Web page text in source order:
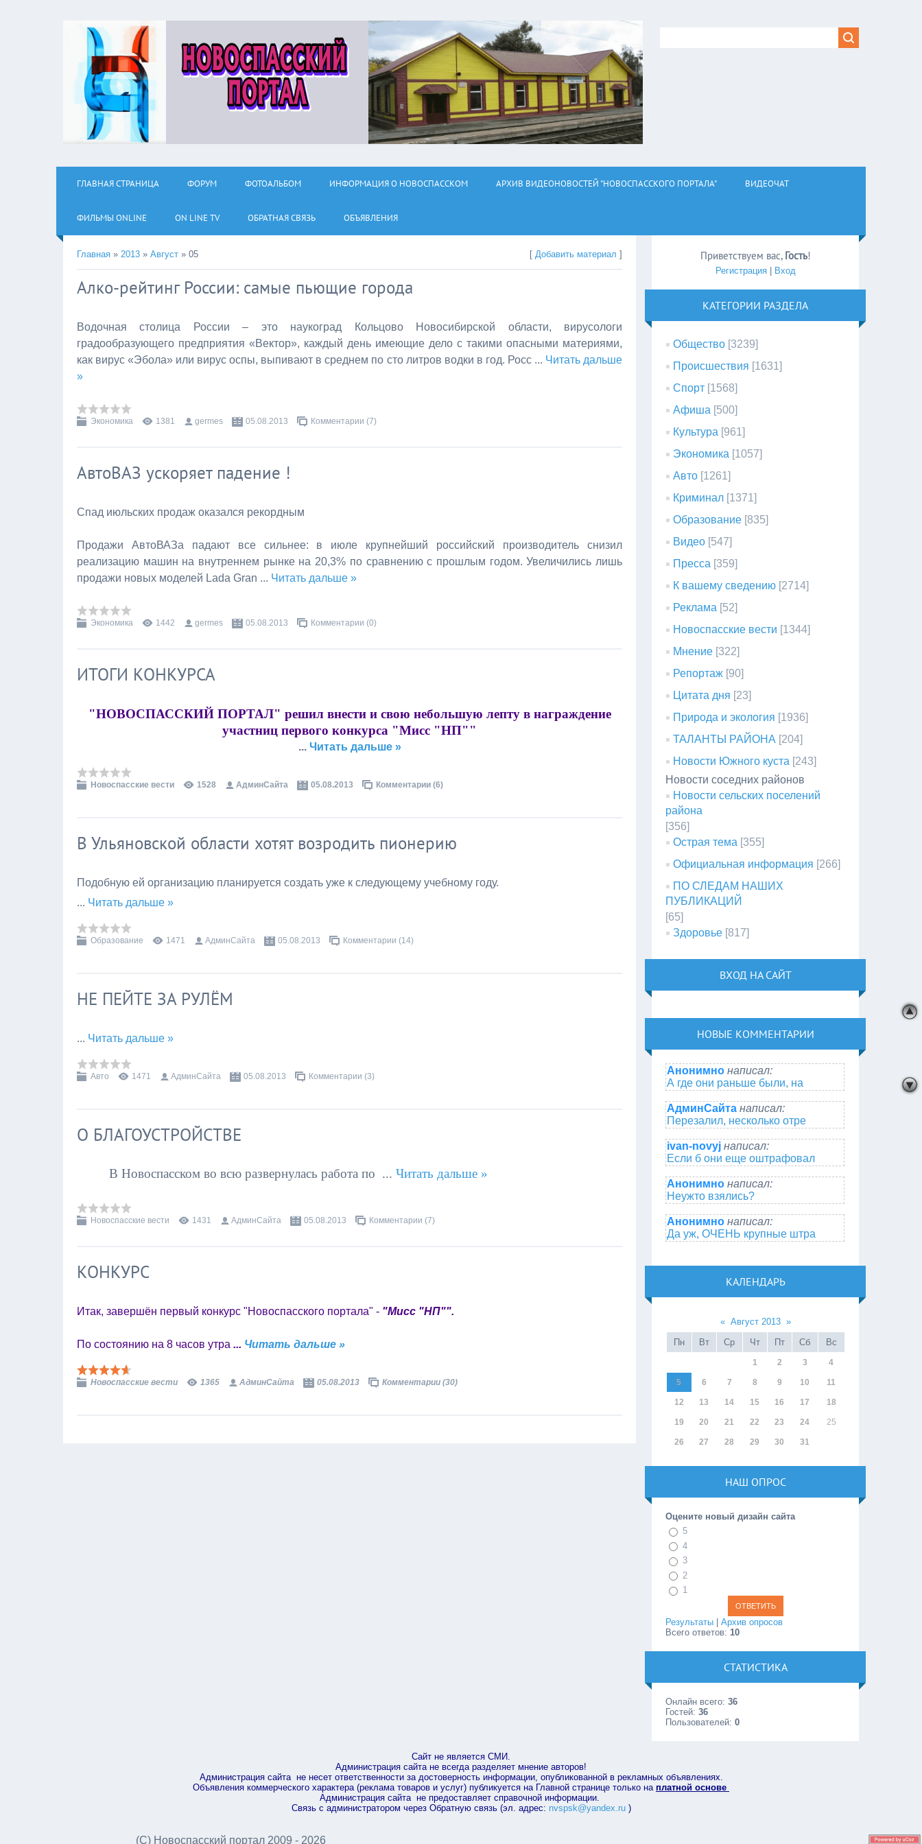
ГЛАВНАЯ СТРАНИЦА ФОРУМ ФОТОАЛЬБОМ ИНФОРМАЦИЯ О НОВОСПАССКОМ АРХИВ ВИДЕОНОВОСТЕЙ "НОВОСПАССКОГО ПОРТАЛА" ВИДЕОЧАТ
ФИЛЬМЫ ОNLINE ON LINE TV ОБРАТНАЯ СВЯЗЬ ОБЪЯВЛЕНИЯ
Главная » 2013 » Август » 05 [Добавить материал ]
Алко-рейтинг России: самые пьющие города
Водочная столица России – это наукоград Кольцово Новосибирской области, вирусологи
градообразующего предприятия «Вектор», каждый день имеющие дело с такими опасными материями,
как вирус «Эбола» или вирус оспы, выпивают в среднем по сто литров водки в год. Росс ... Читать дальше
»
Экономика 1381 germes 05.08.2013 Комментарии (7)
АвтоВАЗ ускоряет падение !
Спад июльских продаж оказался рекордным
Продажи АвтоВАЗа падают все сильнее: в июле крупнейший российский производитель снизил
реализацию машин на внутреннем рынке на 20,3% по сравнению с прошлым годом. Увеличились лишь
продажи новых моделей Lada Gran ... Читать дальше »
Экономика 1442 germes 05.08.2013 Комментарии (0)
ИТОГИ КОНКУРСА
"НОВОСПАССКИЙ ПОРТАЛ" решил внести и свою небольшую лепту в награждение
участниц первого конкурса "Мисс "НП""
... Читать дальше »
Новоспасские вести 1528 АдминСайта 05.08.2013 Комментарии (6)
В Ульяновской области хотят возродить пионерию
Подобную ей организацию планируется создать уже к следующему учебному году.
... Читать дальше »
Образование 1471 АдминСайта 05.08.2013 Комментарии (14)
НЕ ПЕЙТЕ ЗА РУЛЁМ
... Читать дальше »
Авто 1471 АдминСайта 05.08.2013 Комментарии (3)
О БЛАГОУСТРОЙСТВЕ
В Новоспасском во всю развернулась работа по ...Читать дальше »
Новоспасские вести 1431 АдминСайта 05.08.2013 Комментарии (7)
КОНКУРС
Итак, завершён первый конкурс "Новоспасского портала" - "Мисс "НП"".
По состоянию на 8 часов утра ... Читать дальше »
Новоспасские вести 1365 АдминСайта 05.08.2013 Комментарии (30)
Приветствуем вас, Гость!
Регистрация| Вход
КАТЕГОРИИ РАЗДЕЛА
Общество [3239]
Происшествия [1631]
Спорт [1568]
Афиша [500]
Культура [961]
Экономика [1057]
Авто [1261]
Криминал [1371]
Образование [835]
Видео [547]
Пресса [359]
К вашему сведению [2714]
Реклама [52]
Новоспасские вести [1344]
Мнение [322]
Репортаж [90]
Цитата дня [23]
Природа и экология [1936]
ТАЛАНТЫ РАЙОНА [204]
Новости Южного куста [243]
Новости соседних районов
Новости сельских поселений
района
[356]
Острая тема [355]
Официальная информация [266]
ПО СЛЕДАМ НАШИХ
ПУБЛИКАЦИЙ
[65]
Здоровье [817]
ВХОД НА САЙТ
НОВЫЕ КОММЕНТАРИИ
Анонимно написал:
А где они раньше были, на
АдминСайта написал:
Перезалил, несколько отре
ivan-novyj написал:
Если б они еще оштрафовал
Анонимно написал:
Неужто взялись?
Анонимно написал:
Да уж, ОЧЕНЬ крупные штра
КАЛЕНДАРЬ
« Август 2013 »
Пн
Вт Ср Чт Пт Сб Вс
1 2 3 4
5 6 7 8 9 10 11
12 13 14 15 16 17 18
19 20 21 22 23 24 25
26 27 28 29 30 31
НАШ ОПРОС
Оцените новый дизайн сайта
5
4
3
2
1
Результаты |Архив опросов
Всего ответов: 10
СТАТИСТИКА
Онлайн всего:36
Гостей:36
Пользователей:0
Сайт не является СМИ.
Администрация сайта не всегда разделяет мнение авторов!
Администрация сайта не несет ответственности за достоверность информации, опубликованной в рекламных объявлениях.
Объявления коммерческого характера (реклама товаров и услуг) публикуется на Главной странице только на платной основе
Администрация сайта не предоставляет справочной информации.
Связь с администратором через Обратную связь (эл. адрес: nvspsk@yandex.ru)
(С) Новоспасский портал 2009 - 2026